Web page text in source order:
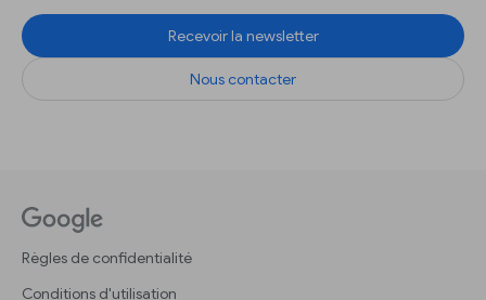
Recevoir la newsletter
Nous contacter
Règles de confidentialité
Conditions d'utilisation